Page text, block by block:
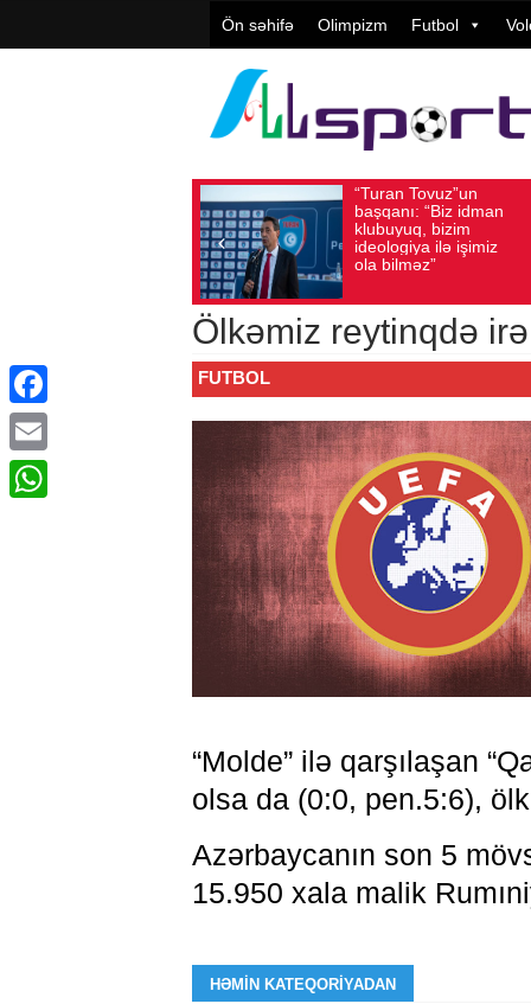
Ön səhifə Olimpizm Futbol
başqanı: “Biz idman
klubuyuq, bizim
ideologiya ilə işimiz
ola bilməz”
Vüqar
yüksək
Avqust 05, 2026
Ölkəmiz reytinqdə
FUTBOL
“Molde” ilə qarşılaşan
olsa da (0:0, pen.5:6),
Azərbaycanın son 5
15.950 xala malik
HƏMIN KATEQORIYADAN
Facebook
Email